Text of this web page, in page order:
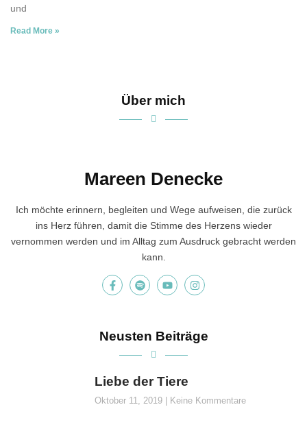
und
Read More »
Über mich
Mareen Denecke
Ich möchte erinnern, begleiten und Wege aufweisen, die zurück
ins Herz führen, damit die Stimme des Herzens wieder
vernommen werden und im Alltag zum Ausdruck gebracht werden
kann.
Neusten Beiträge
Liebe der Tiere
Oktober 11, 2019 Keine Kommentare